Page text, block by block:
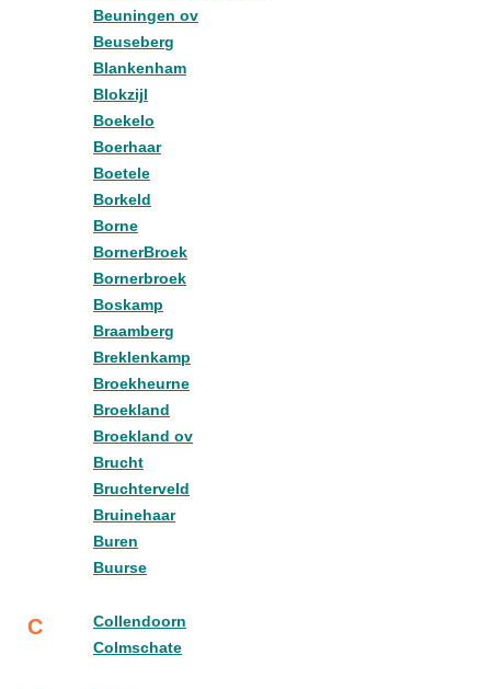
Beuningen ov
Beuseberg
Blankenham
Blokzijl
Boekelo
Boerhaar
Boetele
Borkeld
Borne
BornerBroek
Bornerbroek
Boskamp
Braamberg
Breklenkamp
Broekheurne
Broekland
Broekland ov
Brucht
Bruchterveld
Bruinehaar
Buren
Buurse
C
Collendoorn
Colmschate